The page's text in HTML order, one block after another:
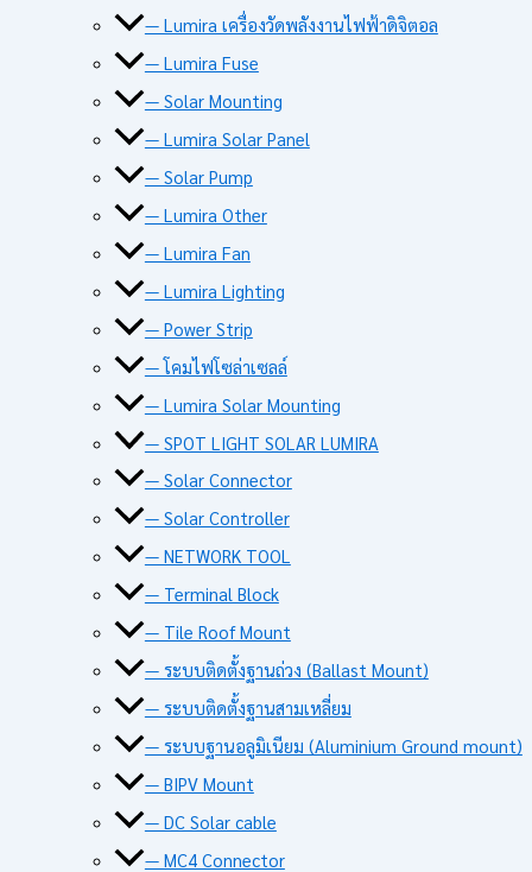
— Lumira เครื่องวัดพลังงานไฟฟ้าดิจิตอล
— Lumira Fuse
— Solar Mounting
— Lumira Solar Panel
— Solar Pump
— Lumira Other
— Lumira Fan
— Lumira Lighting
— Power Strip
— โคมไฟโซล่าเซลล์
— Lumira Solar Mounting
— SPOT LIGHT SOLAR LUMIRA
— Solar Connector
— Solar Controller
— NETWORK TOOL
— Terminal Block
— Tile Roof Mount
— ระบบติดตั้งฐานถ่วง (Ballast Mount)
— ระบบติดตั้งฐานสามเหลี่ยม
— ระบบฐานอลูมิเนียม (Aluminium Ground mount)
— BIPV Mount
— DC Solar cable
— MC4 Connector